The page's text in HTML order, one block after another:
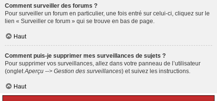
Comment surveiller des forums ?
Pour surveiller un forum en particulier, une fois entré sur celui-ci, cliquez sur le
lien « Surveiller ce forum » qui se trouve en bas de page.
Haut
Comment puis-je supprimer mes surveillances de sujets ?
Pour supprimer vos surveillances, allez dans votre panneau de l’utilisateur
(onglet Aperçu --> Gestion des surveillances) et suivez les instructions.
Haut